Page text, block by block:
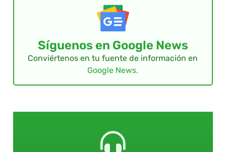
Síguenos en Google News
Conviértenos en tu fuente de información en
Google News.